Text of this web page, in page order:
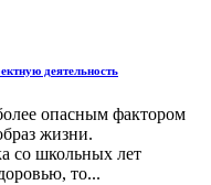
деятельность
опасным фактором
жизни.
со школьных лет
то...